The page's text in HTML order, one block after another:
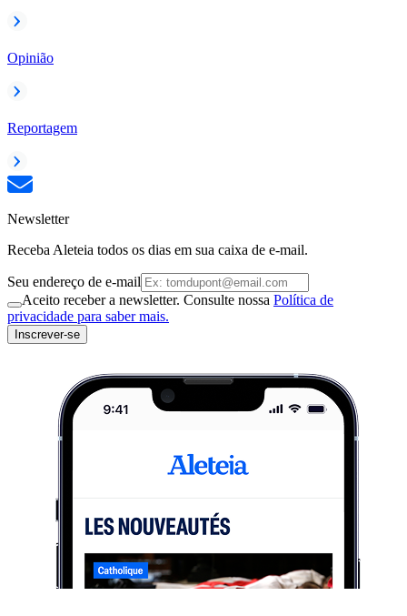
Opinião
Reportagem
Newsletter
Receba Aleteia todos os dias em sua caixa de e-mail.
Seu endereço de e-mail
Aceito receber a newsletter. Consulte nossa Política de
privacidade para saber mais.
Inscrever-se